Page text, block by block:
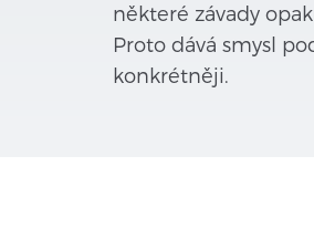
některé závady
Proto dává smysl
konkrétněji.